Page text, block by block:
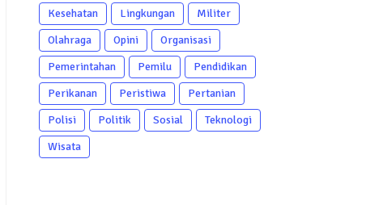
Kesehatan
Lingkungan
Militer
Olahraga
Opini
Organisasi
Pemerintahan
Pemilu
Pendidikan
Perikanan
Peristiwa
Pertanian
Polisi
Politik Sosial
Teknologi
Wisata